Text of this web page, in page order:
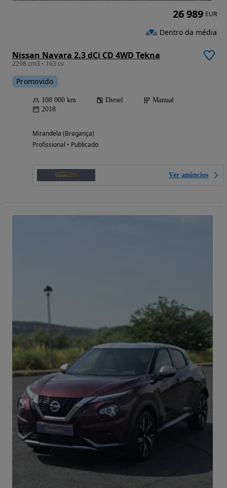
Nissan Navara 2.3 dCi CD 4WD Tekna
2298 cm3 • 163 cv
Promovido
108 000 km Diesel
Manual
2018
Mirandela (Bragança)
Profissional • Publicado
Ver anúncios
26 989 EUR
Dentro da média